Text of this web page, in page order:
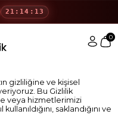
21:14:13
0
gizliliğine ve kişisel
Bu Gizlilik
veya hizmetlerimizi
saklandığını ve